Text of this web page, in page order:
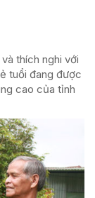
thích nghi với
tuổi đang được
cao của tỉnh